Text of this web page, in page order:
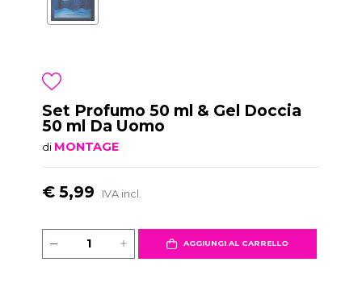
Set Profumo 50 ml & Gel Doccia
50 ml Da Uomo
di MONTAGE
€ 5,99 IVA incl.
AGGIUNGI AL CARRELLO